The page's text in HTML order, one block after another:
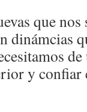
que
dinámcias
y